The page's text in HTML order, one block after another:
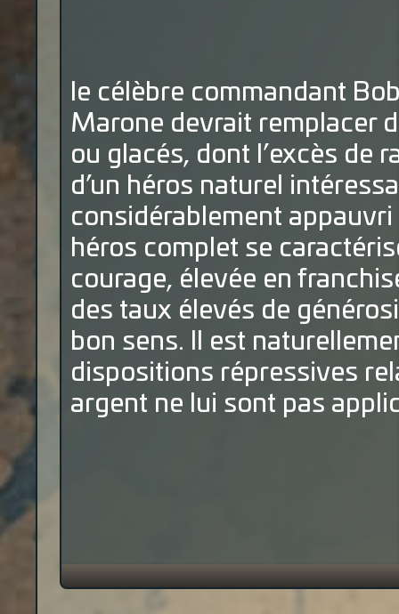
le célèbre commandant
Marone devrait remplacer
ou glacés, dont l’excès de
d’un héros naturel
considérablement
héros complet se
courage, élevée en
des taux élevés de
bon sens. Il est
dispositions répressives
argent ne lui sont pas